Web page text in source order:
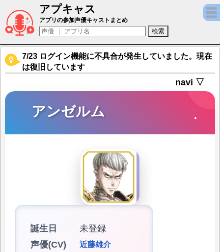
アプキャス
アンゼルム（声優：近藤雄介)【アルカ・ラ
アプリの参加声優キャストまとめ
7/23 ログイン機能に不具合が発生していました。現在
は復旧しています
navi ▽
アンゼルム
誕生日
未登録
声優(CV)
近藤雄介